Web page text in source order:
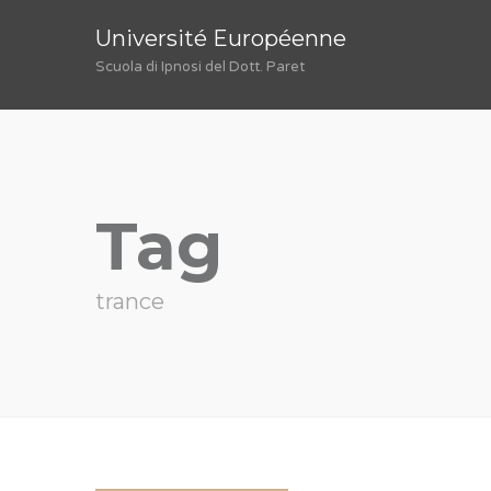
Université Européenne
Scuola di Ipnosi del Dott. Paret
Tag
trance